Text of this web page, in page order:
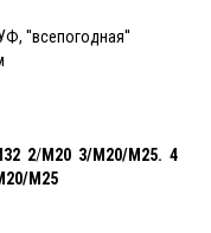
''всепогодная''
2/M20 3/M20/M25. 4
M25